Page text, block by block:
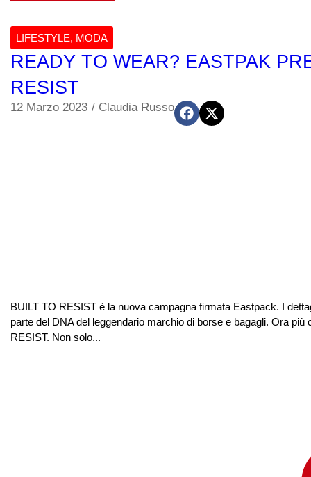
LIFESTYLE, MODA
READY TO WEAR? EASTPAK
RESIST
12 Marzo 2023 / Claudia Russo
BUILT TO RESIST è la nuova campagna firmata Eastpack. I
parte del DNA del leggendario marchio di borse e bagagli. Ora
RESIST. Non solo...